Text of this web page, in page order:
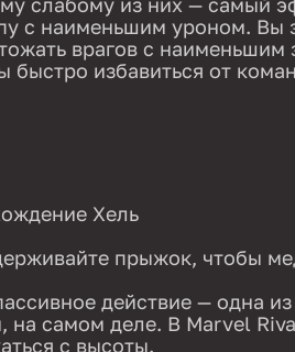
с наименьшим уроном. Вы
врагов с наименьшим
быстро избавиться от
Хель
прыжок, чтобы
действие — одна
на самом деле. В Marvel
с высоты.